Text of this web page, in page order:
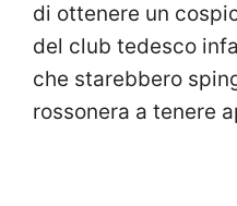
di ottenere un
del club tedesco
che starebbero
rossonera a tenere